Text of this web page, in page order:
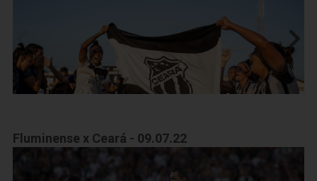
Fluminense x Ceará - 09.07.22